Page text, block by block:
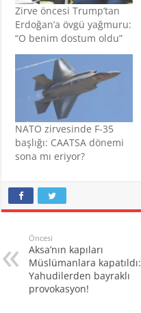
Zirve öncesi Trump’tan
Erdoğan’a övgü yağmuru:
“O benim dostum oldu”
NATO zirvesinde F-35
başlığı: CAATSA dönemi
sona mı eriyor?
Öncesi
Aksa’nın kapıları
Müslümanlara kapatıldı:
Yahudilerden bayraklı
provokasyon!